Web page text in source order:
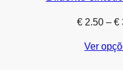
€2.50 – €
Ver